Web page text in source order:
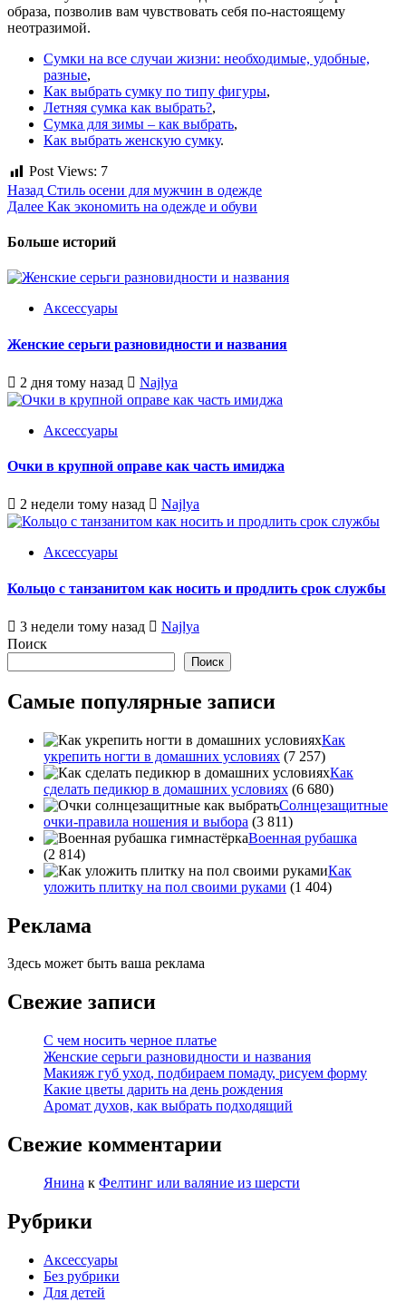
образа, позволив вам чувствовать себя по-настоящему
неотразимой.
Сумки на все случаи жизни: необходимые, удобные,
разные,
Как выбрать сумку по типу фигуры,
Летняя сумка как выбрать?,
Сумка для зимы – как выбрать,
Как выбрать женскую сумку.
Post Views: 7
Post
navigation
Назад Стиль осени для мужчин в одежде
Далее Как экономить на одежде и обуви
Больше историй
Аксессуары
Женские серьги разновидности и названия
2 дня тому назад Najlya
Аксессуары
Очки в крупной оправе как часть имиджа
2 недели тому назад Najlya
Аксессуары
Кольцо с танзанитом как носить и продлить срок службы
3 недели тому назад
Najlya
Поиск
Поиск
Самые популярные записи
Как
укрепить ногти в домашних условиях (7 257)
Как
сделать педикюр в домашних условиях (6 680)
Солнцезащитные
очки-правила ношения и выбора (3 811)
Военная рубашка
(2 814)
Как
уложить плитку на пол своими руками (1 404)
Реклама
Здесь может быть ваша реклама
Свежие записи
С чем носить черное платье
Женские серьги разновидности и названия
Макияж губ уход, подбираем помаду, рисуем форму
Какие цветы дарить на день рождения
Аромат духов, как выбрать подходящий
Свежие комментарии
Янина к Фелтинг или валяние из шерсти
Рубрики
Аксессуары
Без рубрики
Для детей